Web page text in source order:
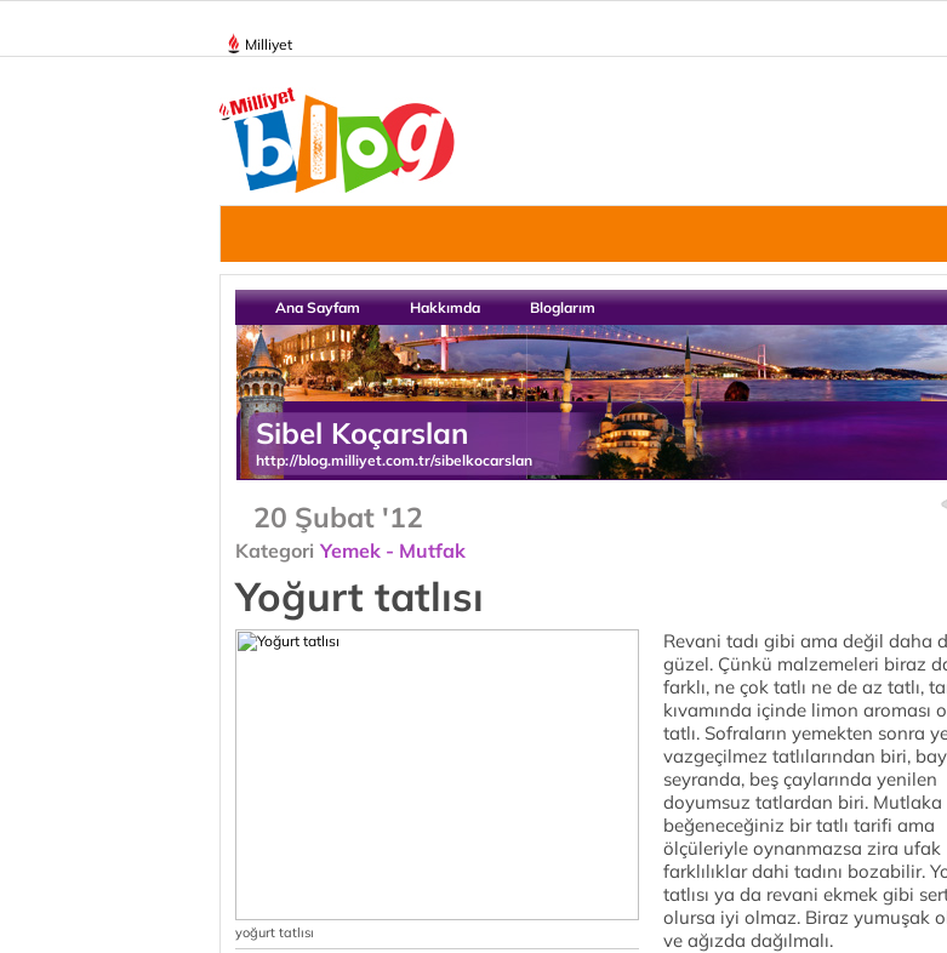
Milliyet
Ana Sayfam Hakkımda Bloglarım
Sibel Koçarslan
http://blog.milliyet.com.tr/sibelkocarslan
20 Şubat '12
Kategori Yemek - Mutfak
Yoğurt tatlısı
yoğurt tatlısı
Revani tadı gibi ama değil daha
güzel. Çünkü malzemeleri biraz
farklı, ne çok tatlı ne de az tatlı,
kıvamında içinde limon aroması
tatlı. Sofraların yemekten sonra
vazgeçilmez tatlılarından biri,
seyranda, beş çaylarında yenilen
doyumsuz tatlardan biri. Mutlaka
beğeneceğiniz bir tatlı tarifi ama
ölçüleriyle oynanmazsa zira ufak
farklılıklar dahi tadını bozabilir.
tatlısı ya da revani ekmek gibi
olursa iyi olmaz. Biraz yumuşak
ve ağızda dağılmalı.